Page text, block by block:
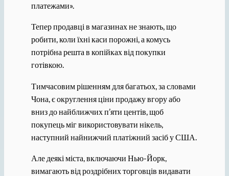
платежами».
Тепер продавці в магазинах не знають, що
робити, коли їхні каси порожні, а комусь
потрібна решта в копійках від покупки
готівкою.
Тимчасовим рішенням для багатьох, за словами
Чона, є округлення ціни продажу вгору або
вниз до найближчих п’яти центів, щоб
покупець міг використовувати нікель,
наступний найнижчий платіжний засіб у США.
Але деякі міста, включаючи Нью-Йорк,
вимагають від роздрібних торговців видавати